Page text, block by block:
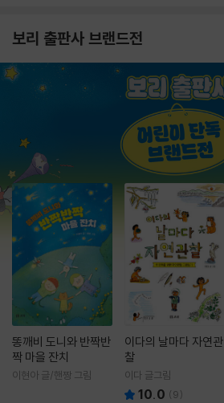
보리 출판사 브랜드전
똥깨비 도니와 반짝반
짝 마을 잔치
이현아 글/핸짱 그림
이다의 날마다 자연관
찰
이다 글그림
10.0 (9)